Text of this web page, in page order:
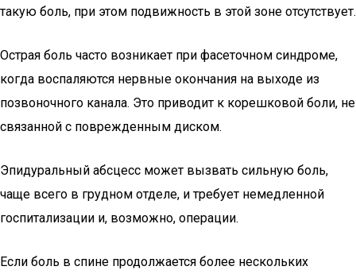
такую боль, при этом подвижность в этой зоне отсутствует.
Острая боль часто возникает при фасеточном синдроме,
когда воспаляются нервные окончания на выходе из
позвоночного канала. Это приводит к корешковой боли, не
связанной с поврежденным диском.
Эпидуральный абсцесс может вызвать сильную боль,
чаще всего в грудном отделе, и требует немедленной
госпитализации и, возможно, операции.
Если боль в спине продолжается более нескольких